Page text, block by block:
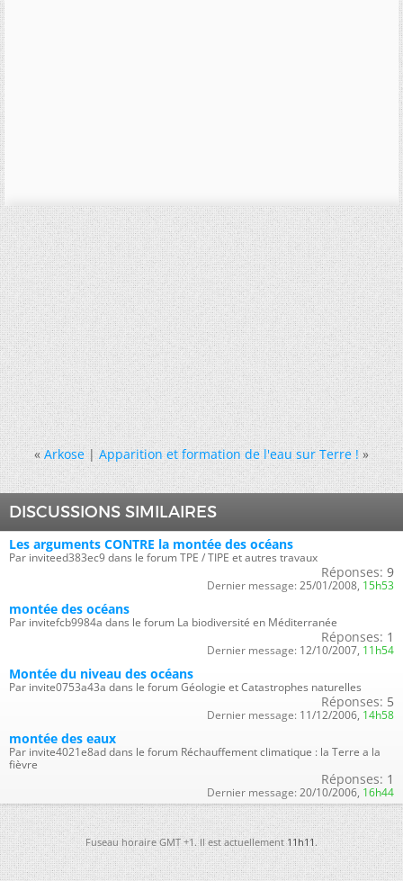
« Arkose|Apparition et formation de l'eau sur Terre ! »
DISCUSSIONS SIMILAIRES
Les arguments CONTRE la montée des océans
Par inviteed383ec9 dans le forum TPE / TIPE et autres travaux
Réponses: 9
Dernier message: 25/01/2008, 15h53
montée des océans
Par invitefcb9984a dans le forum La biodiversité en Méditerranée
Réponses: 1
Dernier message: 12/10/2007, 11h54
Montée du niveau des océans
Par invite0753a43a dans le forum Géologie et Catastrophes naturelles
Réponses: 5
Dernier message: 11/12/2006, 14h58
montée des eaux
Par invite4021e8ad dans le forum Réchauffement climatique : la Terre a la
fièvre
Réponses: 1
Dernier message: 20/10/2006, 16h44
Fuseau horaire GMT +1. Il est actuellement11h11.